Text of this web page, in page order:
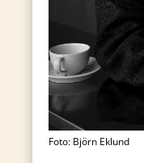
Foto: Björn Eklund